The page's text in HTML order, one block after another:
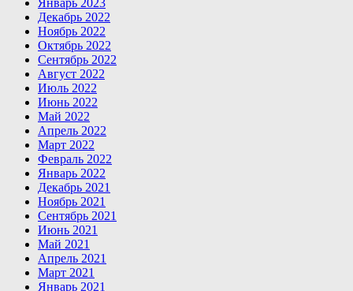
Январь 2023
Декабрь 2022
Ноябрь 2022
Октябрь 2022
Сентябрь 2022
Август 2022
Июль 2022
Июнь 2022
Май 2022
Апрель 2022
Март 2022
Февраль 2022
Январь 2022
Декабрь 2021
Ноябрь 2021
Сентябрь 2021
Июнь 2021
Май 2021
Апрель 2021
Март 2021
Январь 2021